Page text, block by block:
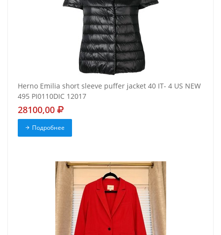
Herno Emilia short sleeve puffer jacket 40 IT- 4 US NEW
495 PI0110DIC 12017
28100,00
Подробнее